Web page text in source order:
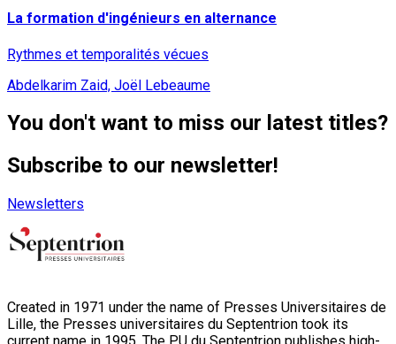
La formation d'ingénieurs en alternance
Rythmes et temporalités vécues
Abdelkarim Zaid, Joël Lebeaume
You don't want to miss our latest titles?
Subscribe to our newsletter!
Newsletters
Created in 1971 under the name of Presses Universitaires de
Lille, the Presses universitaires du Septentrion took its